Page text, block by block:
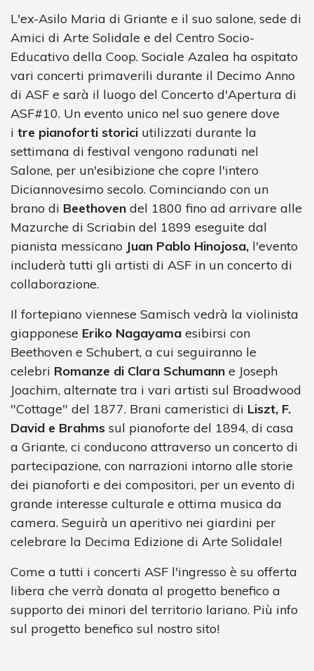
L'ex-Asilo Maria di Griante e il suo salone, sede di
Amici di Arte Solidale e del Centro Socio-
Educativo della Coop. Sociale Azalea ha ospitato
vari concerti primaverili durante il Decimo Anno
di ASF e sarà il luogo del Concerto d'Apertura di
ASF#10. Un evento unico nel suo genere dove
i tre pianoforti storici utilizzati durante la
settimana di festival vengono radunati nel
Salone, per un'esibizione che copre l'intero
Diciannovesimo secolo. Cominciando con un
brano di Beethoven del 1800 fino ad arrivare alle
Mazurche di Scriabin del 1899 eseguite dal
pianista messicano Juan Pablo Hinojosa, l'evento
includerà tutti gli artisti di ASF in un concerto di
collaborazione.
Il fortepiano viennese Samisch vedrà la violinista
giapponese Eriko Nagayama esibirsi con
Beethoven e Schubert, a cui seguiranno le
celebri Romanze di Clara Schumann e Joseph
Joachim, alternate tra i vari artisti sul Broadwood
"Cottage" del 1877. Brani cameristici di Liszt, F.
David e Brahms sul pianoforte del 1894, di casa
a Griante, ci conducono attraverso un concerto di
partecipazione, con narrazioni intorno alle storie
dei pianoforti e dei compositori, per un evento di
grande interesse culturale e ottima musica da
camera. Seguirà un aperitivo nei giardini per
celebrare la Decima Edizione di Arte Solidale!
Come a tutti i concerti ASF l'ingresso è su offerta
libera che verrà donata al progetto benefico a
supporto dei minori del territorio lariano. Più info
sul progetto benefico sul nostro sito!